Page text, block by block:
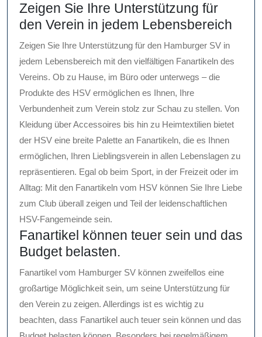
Zeigen Sie Ihre Unterstützung für
den Verein in jedem Lebensbereich
Zeigen Sie Ihre Unterstützung für den Hamburger SV in
jedem Lebensbereich mit den vielfältigen Fanartikeln des
Vereins. Ob zu Hause, im Büro oder unterwegs – die
Produkte des HSV ermöglichen es Ihnen, Ihre
Verbundenheit zum Verein stolz zur Schau zu stellen. Von
Kleidung über Accessoires bis hin zu Heimtextilien bietet
der HSV eine breite Palette an Fanartikeln, die es Ihnen
ermöglichen, Ihren Lieblingsverein in allen Lebenslagen zu
repräsentieren. Egal ob beim Sport, in der Freizeit oder im
Alltag: Mit den Fanartikeln vom HSV können Sie Ihre Liebe
zum Club überall zeigen und Teil der leidenschaftlichen
HSV-Fangemeinde sein.
Fanartikel können teuer sein und das
Budget belasten.
Fanartikel vom Hamburger SV können zweifellos eine
großartige Möglichkeit sein, um seine Unterstützung für
den Verein zu zeigen. Allerdings ist es wichtig zu
beachten, dass Fanartikel auch teuer sein können und das